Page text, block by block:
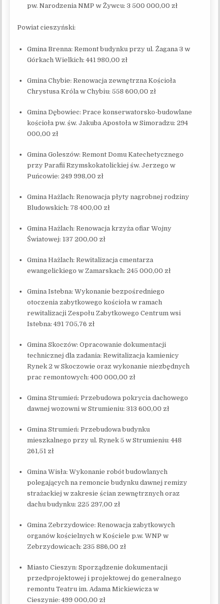
pw. Narodzenia NMP w Żywcu: 3 500 000,00 zł
Powiat cieszyński:
Gmina Brenna: Remont budynku przy ul. Żagana 3 w
Górkach Wielkich: 441 980,00 zł
Gmina Chybie: Renowacja zewnętrzna Kościoła
Chrystusa Króla w Chybiu: 558 600,00 zł
Gmina Dębowiec: Prace konserwatorsko-budowlane
kościoła pw. św. Jakuba Apostoła w Simoradzu: 294
000,00 zł
Gmina Goleszów: Remont Domu Katechetycznego
przy Parafii Rzymskokatolickiej św. Jerzego w
Puńcowie: 249 998,00 zł
Gmina Hażlach: Renowacja płyty nagrobnej rodziny
Bludowskich: 78 400,00 zł
Gmina Hażlach: Renowacja krzyża ofiar Wojny
Światowej: 137 200,00 zł
Gmina Hażlach: Rewitalizacja cmentarza
ewangelickiego w Zamarskach: 245 000,00 zł
Gmina Istebna: Wykonanie bezpośredniego
otoczenia zabytkowego kościoła w ramach
rewitalizacji Zespołu Zabytkowego Centrum wsi
Istebna: 491 705,76 zł
Gmina Skoczów: Opracowanie dokumentacji
technicznej dla zadania: Rewitalizacja kamienicy
Rynek 2 w Skoczowie oraz wykonanie niezbędnych
prac remontowych: 400 000,00 zł
Gmina Strumień: Przebudowa pokrycia dachowego
dawnej wozowni w Strumieniu: 313 600,00 zł
Gmina Strumień: Przebudowa budynku
mieszkalnego przy ul. Rynek 5 w Strumieniu: 448
261,51 zł
Gmina Wisła: Wykonanie robót budowlanych
polegających na remoncie budynku dawnej remizy
strażackiej w zakresie ścian zewnętrznych oraz
dachu budynku: 225 297,00 zł
Gmina Zebrzydowice: Renowacja zabytkowych
organów kościelnych w Kościele p.w. WNP w
Zebrzydowicach: 235 886,00 zł
Miasto Cieszyn: Sporządzenie dokumentacji
przedprojektowej i projektowej do generalnego
remontu Teatru im. Adama Mickiewicza w
Cieszynie: 499 000,00 zł